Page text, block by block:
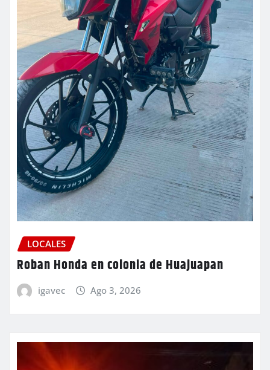
LOCALES
Roban Honda en colonia de Huajuapan
igavec Ago 3, 2026